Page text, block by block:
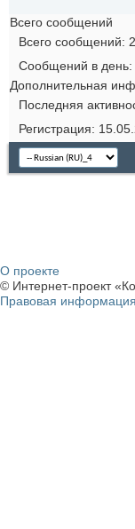
Всего сообщений
Всего сообщений
Сообщений в день
Дополнительная
Последняя
Регистрация
О проекте
© Интернет-проект
Правовая информация